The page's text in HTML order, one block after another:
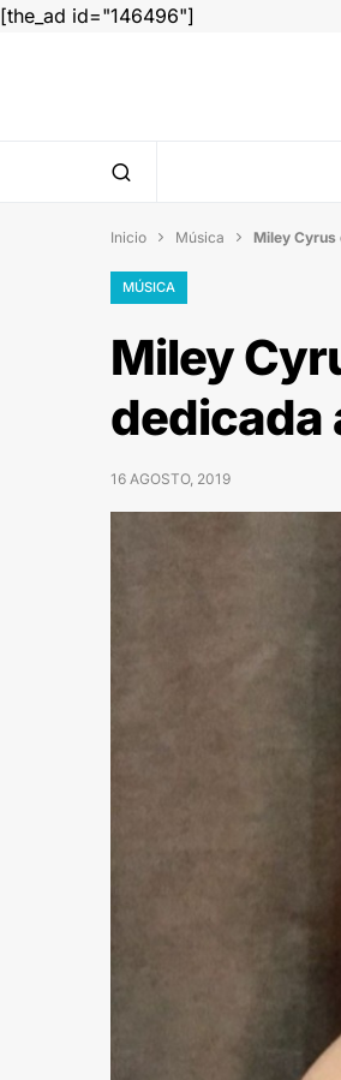
[the_ad id="146496"]
Inicio  Música  Miley Cyrus
MÚSICA
Miley
dedicada
16 AGOSTO, 2019